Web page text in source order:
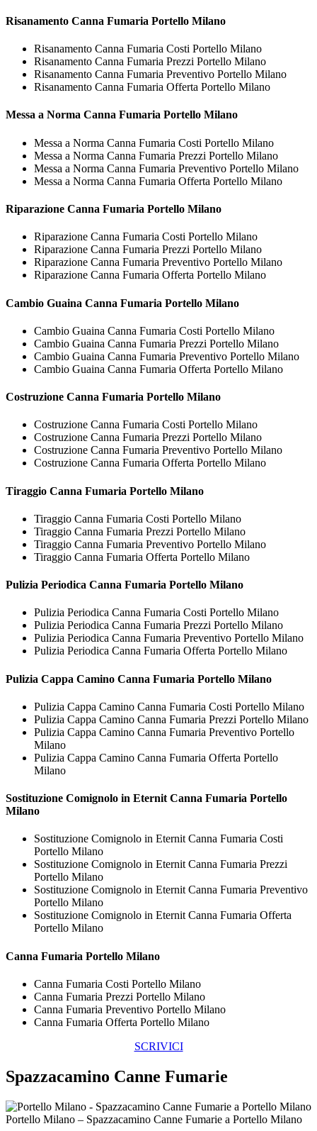
Risanamento Canna Fumaria Portello Milano
Risanamento Canna Fumaria Costi Portello Milano
Risanamento Canna Fumaria Prezzi Portello Milano
Risanamento Canna Fumaria Preventivo Portello Milano
Risanamento Canna Fumaria Offerta Portello Milano
Messa a Norma Canna Fumaria Portello Milano
Messa a Norma Canna Fumaria Costi Portello Milano
Messa a Norma Canna Fumaria Prezzi Portello Milano
Messa a Norma Canna Fumaria Preventivo Portello Milano
Messa a Norma Canna Fumaria Offerta Portello Milano
Riparazione Canna Fumaria Portello Milano
Riparazione Canna Fumaria Costi Portello Milano
Riparazione Canna Fumaria Prezzi Portello Milano
Riparazione Canna Fumaria Preventivo Portello Milano
Riparazione Canna Fumaria Offerta Portello Milano
Cambio Guaina Canna Fumaria Portello Milano
Cambio Guaina Canna Fumaria Costi Portello Milano
Cambio Guaina Canna Fumaria Prezzi Portello Milano
Cambio Guaina Canna Fumaria Preventivo Portello Milano
Cambio Guaina Canna Fumaria Offerta Portello Milano
Costruzione Canna Fumaria Portello Milano
Costruzione Canna Fumaria Costi Portello Milano
Costruzione Canna Fumaria Prezzi Portello Milano
Costruzione Canna Fumaria Preventivo Portello Milano
Costruzione Canna Fumaria Offerta Portello Milano
Tiraggio Canna Fumaria Portello Milano
Tiraggio Canna Fumaria Costi Portello Milano
Tiraggio Canna Fumaria Prezzi Portello Milano
Tiraggio Canna Fumaria Preventivo Portello Milano
Tiraggio Canna Fumaria Offerta Portello Milano
Pulizia Periodica Canna Fumaria Portello Milano
Pulizia Periodica Canna Fumaria Costi Portello Milano
Pulizia Periodica Canna Fumaria Prezzi Portello Milano
Pulizia Periodica Canna Fumaria Preventivo Portello Milano
Pulizia Periodica Canna Fumaria Offerta Portello Milano
Pulizia Cappa Camino Canna Fumaria Portello Milano
Pulizia Cappa Camino Canna Fumaria Costi Portello Milano
Pulizia Cappa Camino Canna Fumaria Prezzi Portello Milano
Pulizia Cappa Camino Canna Fumaria Preventivo Portello
Milano
Pulizia Cappa Camino Canna Fumaria Offerta Portello
Milano
Sostituzione Comignolo in Eternit Canna Fumaria Portello
Milano
Sostituzione Comignolo in Eternit Canna Fumaria Costi
Portello Milano
Sostituzione Comignolo in Eternit Canna Fumaria Prezzi
Portello Milano
Sostituzione Comignolo in Eternit Canna Fumaria Preventivo
Portello Milano
Sostituzione Comignolo in Eternit Canna Fumaria Offerta
Portello Milano
Canna Fumaria Portello Milano
Canna Fumaria Costi Portello Milano
Canna Fumaria Prezzi Portello Milano
Canna Fumaria Preventivo Portello Milano
Canna Fumaria Offerta Portello Milano
SCRIVICI
Spazzacamino Canne Fumarie
Portello Milano – Spazzacamino Canne Fumarie a Portello Milano